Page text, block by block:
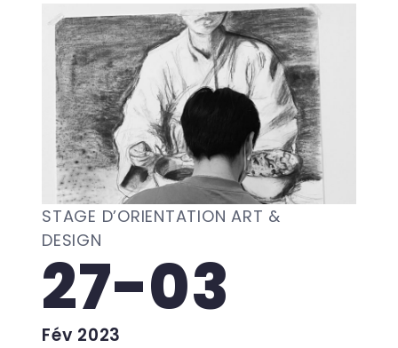
STAGE D’ORIENTATION ART &
DESIGN
27-03
Fév 2023